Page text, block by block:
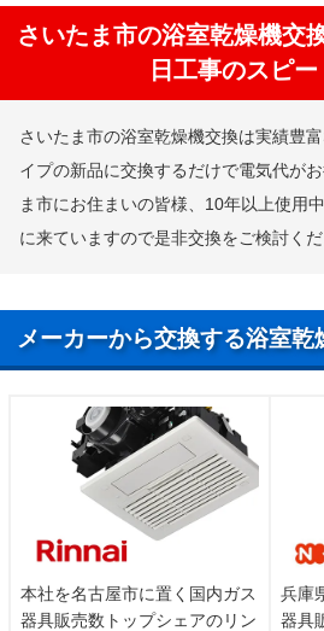
さいたま市の浴室乾燥機交
日工事のスピ
さいたま市の浴室乾燥機交換は実績豊
イプの新品に交換するだけで電気代が
ま市にお住まいの皆様、10年以上使用
に来ていますので是非交換をご検討くだ
メーカーから交換する浴室乾
本社を名古屋市に置く国内ガス
器具販売数トップシェアのリン
兵庫
器具